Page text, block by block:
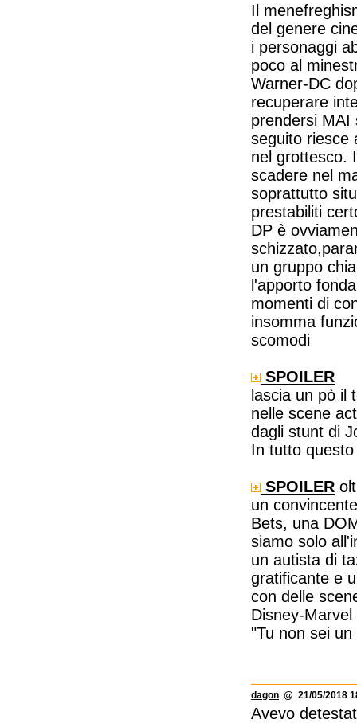
Il
del genere
i personaggi
poco al
Warner-DC
recuperare
prendersi MAI
seguito riesce
nel grottesco.
scadere nel
soprattutto
prestabiliti
DP è
un gruppo
l'apporto
momenti di
insomma
scomodi
SPOILER
lascia un pò il
nelle scene
dagli stunt di
In tutto
SPOILER
un
Bets, una
siamo solo
un autista di
gratificante e
con delle
Disney-
"Tu non sei
dagon @ 21/05/2018
Avevo